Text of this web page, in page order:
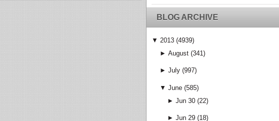
BLOG ARCHIVE
▼ 2013 (4939)
► August (341)
► July (997)
▼ June (585)
►Jun 30 (22)
►Jun 29 (18)